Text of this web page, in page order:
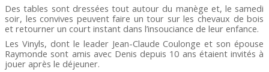
Des tables sont dressées tout autour du manège et, le samedi
soir, les convives peuvent faire un tour sur les chevaux de bois
et retourner un court instant dans l’insouciance de leur enfance.
Les Vinyls, dont le leader Jean-Claude Coulonge et son épouse
Raymonde sont amis avec Denis depuis 10 ans étaient invités à
jouer après le déjeuner.